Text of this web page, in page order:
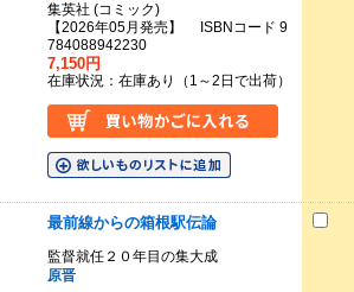
集英社 (コミック)
【2026年05月発売】 ISBNコード 9
784088942230
7,150円
在庫状況：在庫あり（1～2日で出荷）
最前線からの箱根駅伝論
監督就任２０年目の集大成
原晋